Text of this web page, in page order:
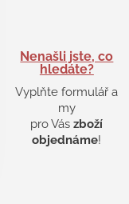
Nenašli jste, co
hledáte?
Vyplňte formulář a
my
pro Vászboží
objednáme!